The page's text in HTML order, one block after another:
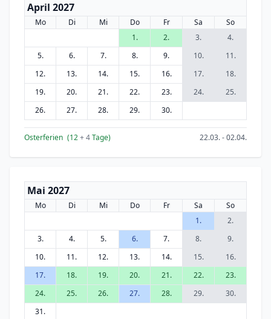
April 2027
Mo Di Mi Do Fr Sa
So
1.
2. 3.
4.
5.
6. 7. 8. 9. 10.
11.
12.
13. 14. 15. 16. 17.
18.
19.
20. 21. 22. 23. 24.
25.
26.
27. 28. 29. 30.
Osterferien (12+ 4Tage) 22.03. - 02.04.
Mai 2027
Mo Di Mi Do Fr Sa
So
1.
2.
3.
4. 5. 6. 7. 8.
9.
10.
11. 12. 13. 14. 15.
16.
17.
18. 19. 20. 21. 22.
23.
24.
25. 26. 27. 28. 29.
30.
31.